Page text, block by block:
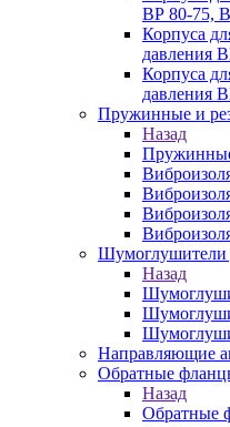
ВР 80-75,
Корпуса
давления
Корпуса
давления
Пружинные и
Назад
Шумоглушители
Назад
Направляющие
Обратные
Назад
Обратные